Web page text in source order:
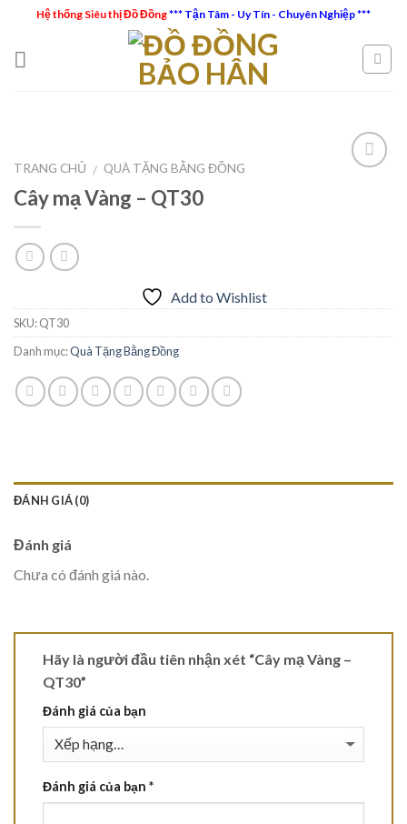
content
Hệ thống Siêu thị Đồ Đồng*** Tận Tâm - Uy Tín - Chuyên Nghiệp ***
TRANG CHỦ / QUÀ TẶNG BẰNG ĐỒNG
Cây mạ Vàng – QT30
Add to Wishlist
SKU:QT30
Danh mục:Quà Tặng Bằng Đồng
ĐÁNH GIÁ (0)
Đánh giá
Chưa có đánh giá nào.
Hãy là người đầu tiên nhận xét “Cây mạ Vàng –
QT30”
Đánh giá của bạn
Đánh giá của bạn *